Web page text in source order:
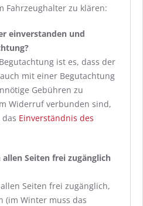
Fahrzeughalter zu klären:
einverstanden und
ist es, dass der
mit einer Begutachtung
Gebühren zu
Widerruf verbunden sind,
Einverständnis des
Seiten frei zugänglich
Seiten frei zugänglich,
(im Winter muss das